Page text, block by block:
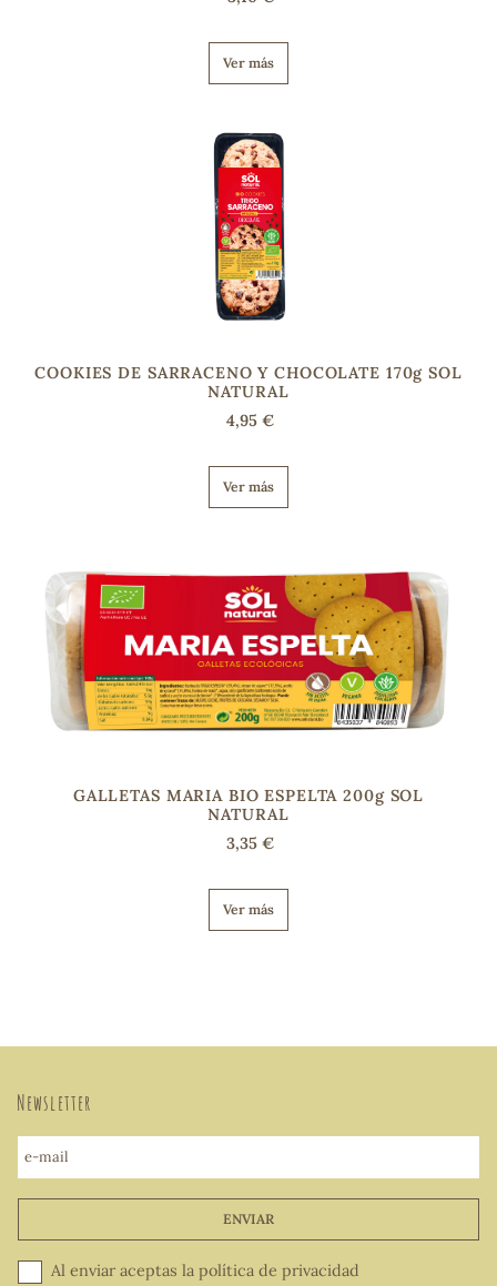
Ver más
COOKIES DE SARRACENO Y CHOCOLATE 170g SOL
NATURAL
4,95 €
Ver más
GALLETAS MARIA BIO ESPELTA 200g SOL
NATURAL
3,35 €
Ver más
Newsletter
e-mail
ENVIAR
Al enviar aceptas la política de privacidad